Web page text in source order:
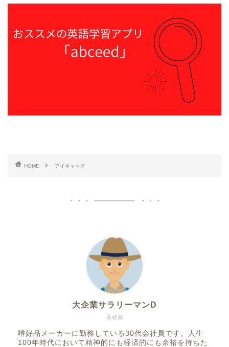
HOME アイキャッチ
会社員
大企業サラリーマンD
嗜好品メーカーに勤務している30代会社員です。人生
100年時代において精神的にも経済的にも余裕を持ちた